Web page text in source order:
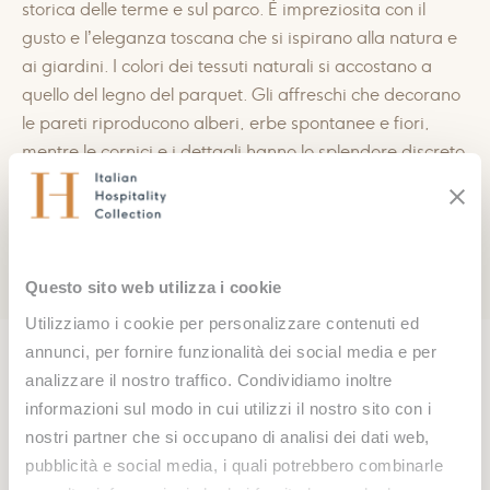
Questo sito web utilizza i cookie
Utilizziamo i cookie per personalizzare contenuti ed
annunci, per fornire funzionalità dei social media e per
analizzare il nostro traffico. Condividiamo inoltre
informazioni sul modo in cui utilizzi il nostro sito con i
nostri partner che si occupano di analisi dei dati web,
pubblicità e social media, i quali potrebbero combinarle
storica delle terme e sul parco. È impreziosita con il
gusto e l’eleganza toscana che si ispirano alla natura e
ai giardini. I colori dei tessuti naturali si accostano a
quello del legno del parquet. Gli affreschi che decorano
le pareti riproducono alberi, erbe spontanee e fiori,
mentre le cornici e i dettagli hanno lo splendore discreto
delle dorature antiche. Spaziosa e accogliente, con i
suoi 38 metri quadri, è ampliata ancora dalla terrazza
Memorie ed emozioni ancora
tutte da scrivere, Grotta Giusti
ti attende